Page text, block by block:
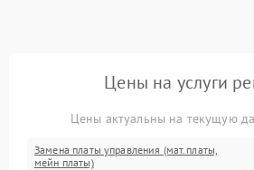
Цены на услуги
Цены актуальны на текущую
Замена платы управления (мат.платы,
мейн платы)